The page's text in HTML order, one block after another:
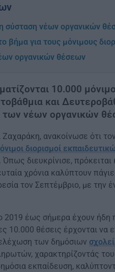
η σύσταση νέων οργανικών
βήμα για τους μόνιμους
οργανικών θέσεων
10.000
και
των νέων οργανικών
ανακοίνωσε ότι
διορισμοί
διευκρίνισε,
χρόνια καλύπτουν
τον Σεπτέμβριο, με την
2019 έως σήμερα έχουν ήδη
10.000 θέσεις έρχονται να
των δημόσιων
χαρακτηρίζοντάς
εκπαίδευση,